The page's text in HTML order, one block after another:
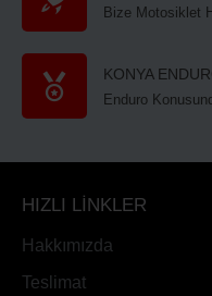
Bize Motosiklet
KONYA
Enduro
HIZLI LİNKLER
Hakkımızda
Teslimat